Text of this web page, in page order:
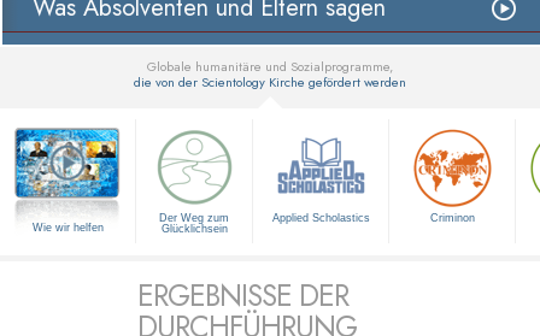
Was Absolventen und Eltern sagen
Globale humanitäre und Sozialprogramme,
die von der Scientology Kirche gefördert werden
Wie wir helfen
Der Weg zum
Glücklichsein
Applied Scholastics Criminon
ERGEBNISSE DER
DURCHFÜHRUNG